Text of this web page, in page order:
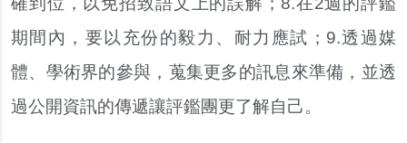
期間內，要以充份的毅力、耐力應試；9.透過媒
體、學術界的參與，蒐集更多的訊息來準備，並透
過公開資訊的傳遞讓評鑑團更了解自己。